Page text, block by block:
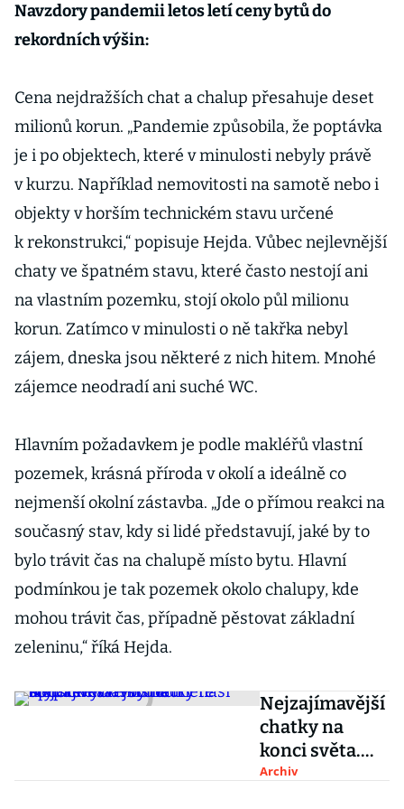
Navzdory pandemii letos letí ceny bytů do
rekordních výšin:
Cena nejdražších chat a chalup přesahuje deset
milionů korun. „Pandemie způsobila, že poptávka
je i po objektech, které v minulosti nebyly právě
v kurzu. Například nemovitosti na samotě nebo i
objekty v horším technickém stavu určené
k rekonstrukci,“ popisuje Hejda. Vůbec nejlevnější
chaty ve špatném stavu, které často nestojí ani
na vlastním pozemku, stojí okolo půl milionu
korun. Zatímco v minulosti o ně takřka nebyl
zájem, dneska jsou některé z nich hitem. Mnohé
zájemce neodradí ani suché WC.
Hlavním požadavkem je podle makléřů vlastní
pozemek, krásná příroda v okolí a ideálně co
nejmenší okolní zástavba. „Jde o přímou reakci na
současný stav, kdy si lidé představují, jaké by to
bylo trávit čas na chalupě místo bytu. Hlavní
podmínkou je tak pozemek okolo chalupy, kde
mohou trávit čas, případně pěstovat základní
zeleninu,“ říká Hejda.
Nejzajímavější
chatky na
konci světa.
Prohlédněte si
Archiv